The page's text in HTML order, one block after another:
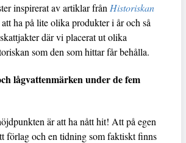
inspirerat av artiklar från Historiskan
ha på lite olika produkter i år och så
där vi placerat ut olika
som den som hittar får behålla.
lågvattenmärken under de fem
är att ha nått hit! Att på egen
förlag och en tidning som faktiskt finns